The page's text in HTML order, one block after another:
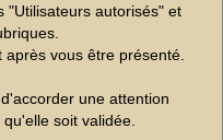
"Utilisateurs autorisés" et
après vous être présenté.
une attention
soit validée.